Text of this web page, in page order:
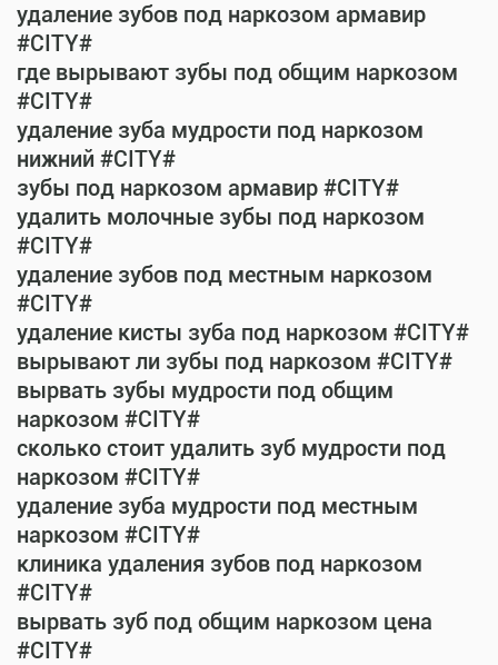
удаление зубов под наркозом армавир
#CITY#
где вырывают зубы под общим наркозом
#CITY#
удаление зуба мудрости под наркозом
нижний #CITY#
зубы под наркозом армавир #CITY#
удалить молочные зубы под наркозом
#CITY#
удаление зубов под местным наркозом
#CITY#
удаление кисты зуба под наркозом #CITY#
вырывают ли зубы под наркозом #CITY#
вырвать зубы мудрости под общим
наркозом #CITY#
сколько стоит удалить зуб мудрости под
наркозом #CITY#
удаление зуба мудрости под местным
наркозом #CITY#
клиника удаления зубов под наркозом
#CITY#
вырвать зуб под общим наркозом цена
#CITY#